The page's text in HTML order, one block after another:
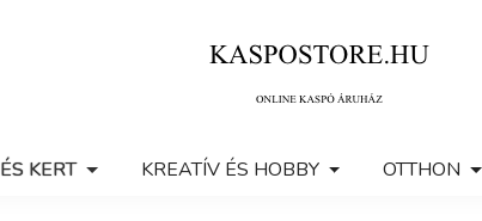
KERT KREATÍV ÉS HOBBY OTTHON